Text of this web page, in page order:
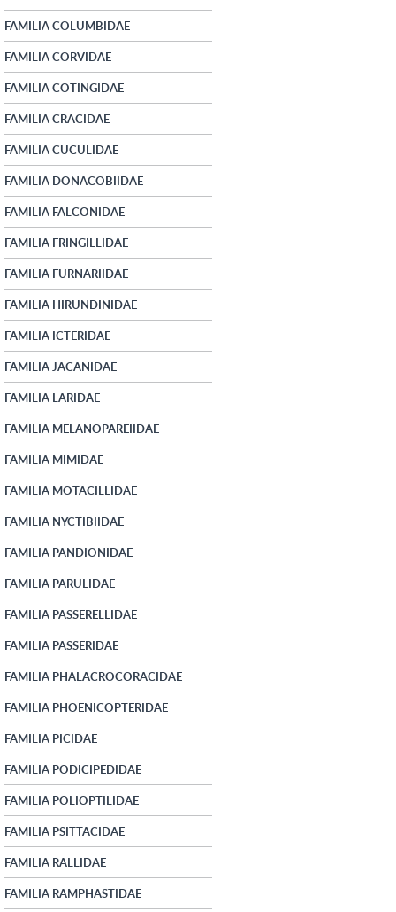
FAMILIA COLUMBIDAE
FAMILIA CORVIDAE
FAMILIA COTINGIDAE
FAMILIA CRACIDAE
FAMILIA CUCULIDAE
FAMILIA DONACOBIIDAE
FAMILIA FALCONIDAE
FAMILIA FRINGILLIDAE
FAMILIA FURNARIIDAE
FAMILIA HIRUNDINIDAE
FAMILIA ICTERIDAE
FAMILIA JACANIDAE
FAMILIA LARIDAE
FAMILIA MELANOPAREIIDAE
FAMILIA MIMIDAE
FAMILIA MOTACILLIDAE
FAMILIA NYCTIBIIDAE
FAMILIA PANDIONIDAE
FAMILIA PARULIDAE
FAMILIA PASSERELLIDAE
FAMILIA PASSERIDAE
FAMILIA PHALACROCORACIDAE
FAMILIA PHOENICOPTERIDAE
FAMILIA PICIDAE
FAMILIA PODICIPEDIDAE
FAMILIA POLIOPTILIDAE
FAMILIA PSITTACIDAE
FAMILIA RALLIDAE
FAMILIA RAMPHASTIDAE